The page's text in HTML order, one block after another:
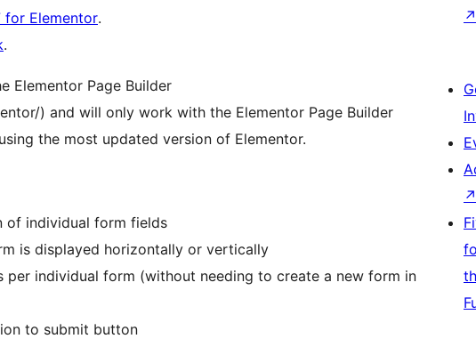
for Elementor.
.
Elementor Page Builder
) and will only work with the Elementor Page Builder
the most updated version of Elementor.
of individual form fields
is displayed horizontally or vertically
individual form (without needing to create a new form in
to submit button
↗
↗